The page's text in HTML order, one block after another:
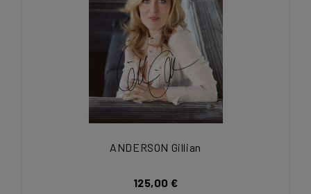
ANDERSON Gillian
125,00 €